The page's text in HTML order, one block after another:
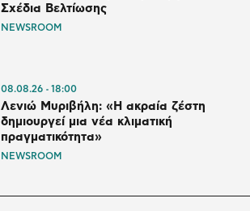
Σχέδια Βελτίωσης
NEWSROOM
08.08.26 18:00
Λενιώ Μυριβήλη: «Η ακραία ζέστη
δημιουργεί μια νέα κλιματική
πραγματικότητα»
NEWSROOM